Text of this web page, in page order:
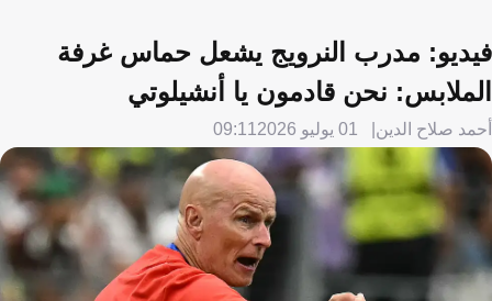
فيديو: مدرب النرويج يشعل حماس غرفة
الملابس: نحن قادمون يا أنشيلوتي
أحمد صلاح الدين 01 يوليو 2026 09:11